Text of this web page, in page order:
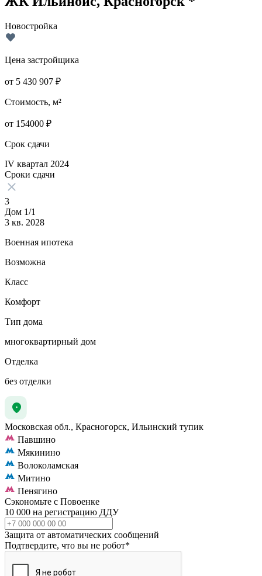
Новостройка
Цена застройщика
от 5 430 907 ₽
Стоимость, м²
от 154000 ₽
Срок сдачи
IV квартал 2024
Сроки сдачи
3
Дом 1/1
3 кв. 2028
Военная ипотека
Возможна
Класс
Комфорт
Тип дома
многоквартирный дом
Отделка
без отделки
Московская обл., Красногорск, Ильинский тупик
Павшино
Мякинино
Волоколамская
Митино
Пенягино
Сэкономьте с Повоенке
10 000 на регистрацию ДДУ
Защита от автоматических сообщений
Подтвердите, что вы не робот*